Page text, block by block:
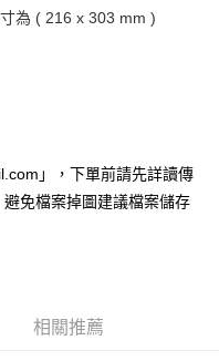
為 ( 216 x 303 mm )
」，下單前請先詳讀傳
免檔案掉圖建議檔案儲存
相關推薦